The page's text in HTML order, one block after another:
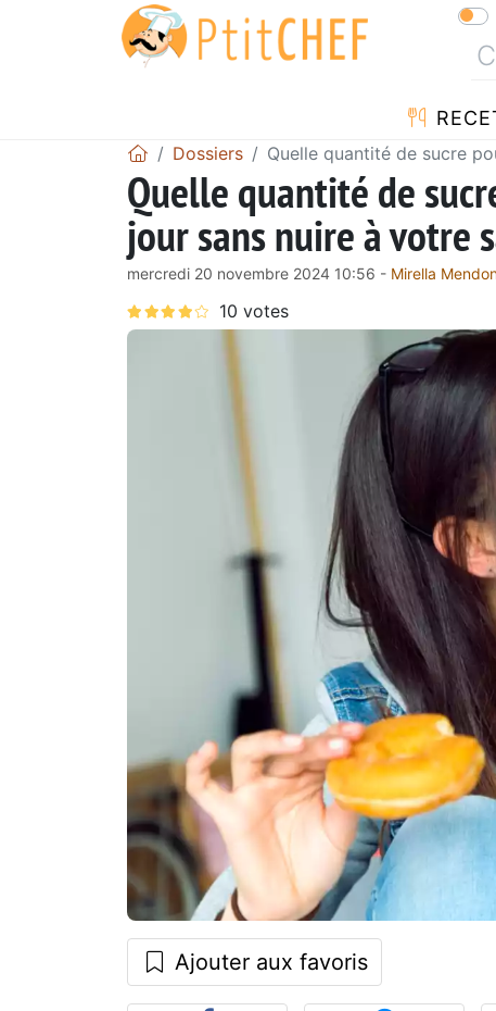
Dossiers Quelle quantité de sucre
Quelle quantité de
jour sans nuire à votre
mercredi 20 novembre 2024 10:56 - Mirella
Ajouter aux favoris